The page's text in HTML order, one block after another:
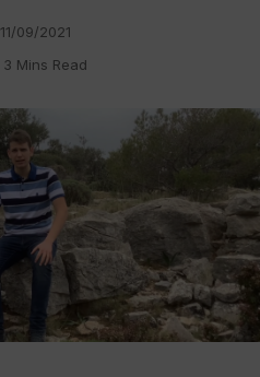
11/09/2021
3 Mins Read